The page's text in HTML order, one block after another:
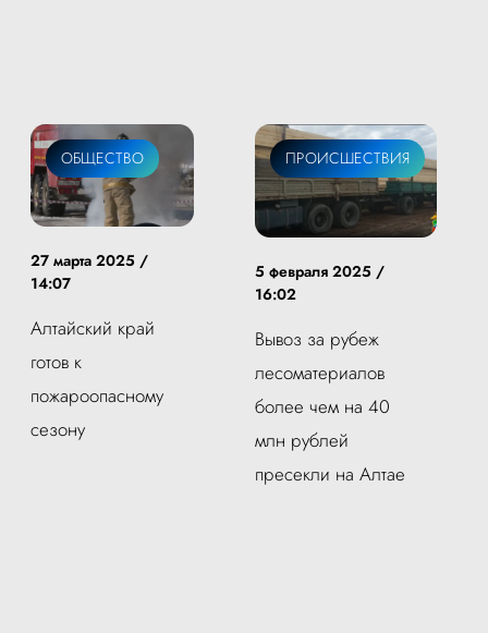
ОБЩЕСТВО
27 марта 2025 /
14:07
Алтайский край
готов к
пожароопасному
сезону
ПРОИСШЕСТВИЯ
5 февраля 2025 /
16:02
Вывоз за рубеж
лесоматериалов
более чем на 40
млн рублей
пресекли на Алтае